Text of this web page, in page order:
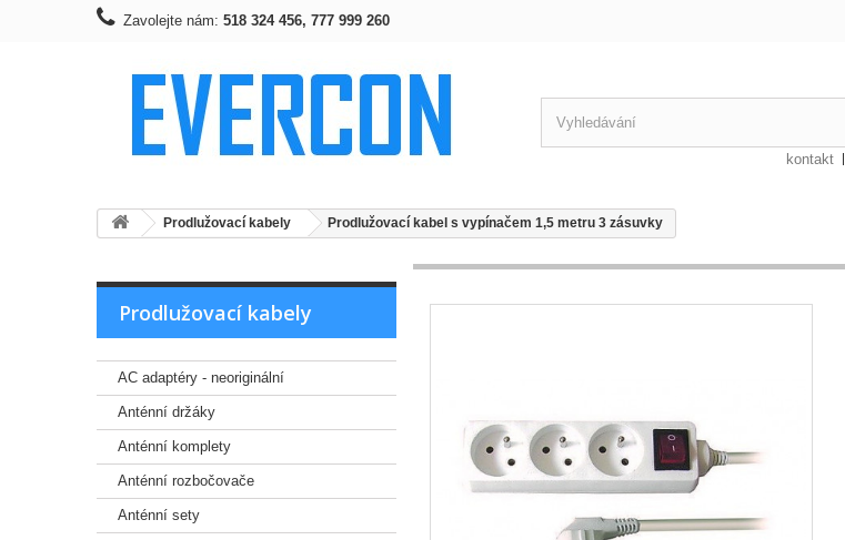
Zavolejte nám: 518 324 456, 777 999 260
kontakt
Prodlužovací kabely Prodlužovací kabel s vypínačem 1,5 metru 3 zásuvky
Prodlužovací kabely
AC adaptéry - neoriginální
Anténní držáky
Anténní komplety
Anténní rozbočovače
Anténní sety